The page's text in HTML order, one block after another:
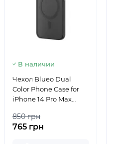
В наличии
Чехол Blueo Dual
Color Phone Case for
iPhone 14 Pro Max
850 грн
765 грн